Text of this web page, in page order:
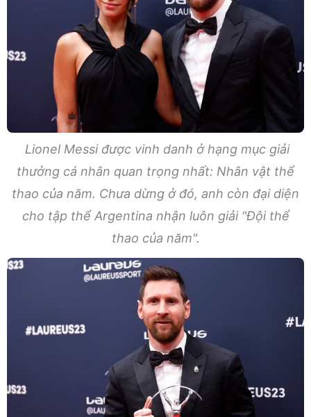
Lionel Messi được vinh danh ở hạng mục giải
thưởng cá nhân quan trọng nhất: Nhân vật thể
thao của năm. Chưa dừng ở đó, anh còn đại diện
cho tập thể Argentina nhận luôn giải "Đội thể
thao của năm".